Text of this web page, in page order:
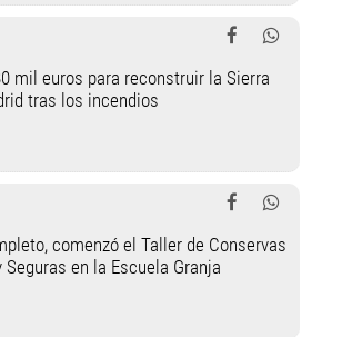
mil euros para reconstruir la Sierra
tras los incendios
comenzó el Taller de Conservas
en la Escuela Granja